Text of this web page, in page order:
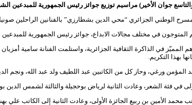
جوان الأخير) مراسيم توزيع جوائز رئيس الجمهورية للمبدعين
الوطني الجزائري “محي الدين بشطارزي” بالفنانين الراحلين
المتوجون في مختلف مجالات الابداع، جوائز رئيس الجمهورية للمبدعين
في الذاكرة الثقافية الجزائرية، واستلمت الفنانة سامية
بهذا التكريم.
المؤمن ورغي، وحاز كل من الكاتبين عبد اللطيف ولد عبد الله، ونجم
في فئة الشعر، وعادت الثانية لرياض بوحجيلة والثالثة لشمس الدين
الأمين بن ربيع الجائزة الأولى، وعادت الثانية إلى الكاتب علي